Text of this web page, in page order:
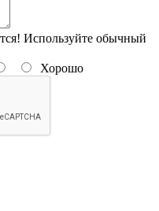
Используйте обычный
Хорошо